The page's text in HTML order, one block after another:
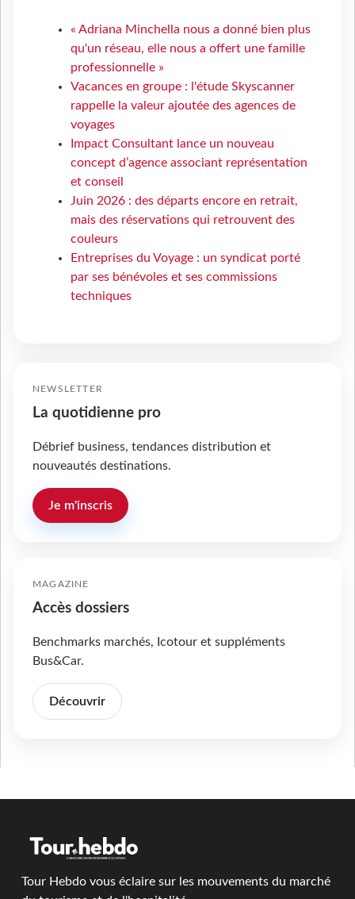
« Adriana Minchella nous a donné bien plus
qu'un réseau, elle nous a offert une famille
professionnelle »
Vacances en groupe : l'étude Skyscanner
rappelle la valeur ajoutée des agences de
voyages
Impact Consultant lance un nouveau
concept d’agence associant représentation
et conseil
Juin 2026 : des départs encore en retrait,
mais des réservations qui retrouvent des
couleurs
Entreprises du Voyage : un syndicat porté
par ses bénévoles et ses commissions
techniques
NEWSLETTER
La quotidienne pro
Débrief business, tendances distribution et
nouveautés destinations.
Je m'inscris
MAGAZINE
Accès dossiers
Benchmarks marchés, Icotour et suppléments
Bus&Car.
Découvrir
Tour Hebdo vous éclaire sur les mouvements du marché